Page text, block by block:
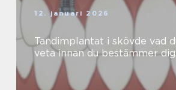
12. januari 2026
Tandimplantat i skövde vad du behöver
veta innan du bestämmer dig